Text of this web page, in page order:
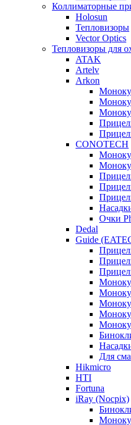
Коллиматорные
Holosun
Тепловизоры
Vector Optics
Тепловизоры для
ATAK
Artelv
Arkon
CONOTECH
Очки
Dedal
Guide
Для
Hikmicro
HTI
Fortuna
iRay (Nocpix)